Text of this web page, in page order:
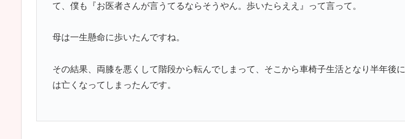
て、僕も『お医者さんが言うてるならそうやん。歩いたらええ』って言って。
母は一生懸命に歩いたんですね。
その結果、両膝を悪くして階段から転んでしまって、そこから車椅子生活となり半年後に
は亡くなってしまったんです。